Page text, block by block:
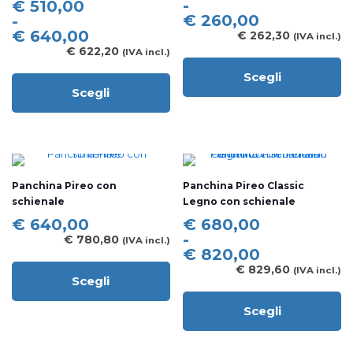
€ 510,00
-
€ 640,00
Fascia
di
prezzo:
a
€ 640,00
€ 622,20 (IVA incl.)
Scegli
prodotto
varianti.
opzioni
possono
essere
scelte
pagina
-
€ 260,00
di
prezzo:
a
€ 260,00
€ 262,30 (IVA incl.)
Scegli
prodotto
Le
possono
essere
scelte
nella
pagina
del
Panchina Pireo con
schienale
€ 640,00
€ 780,80 (IVA incl.)
Scegli
prodotto
Panchina Pireo Classic
Legno con schienale
€ 680,00
-
€ 820,00
Fascia
di
prezzo:
a
€ 820,00
€ 829,60 (IVA incl.)
Scegli
prodotto